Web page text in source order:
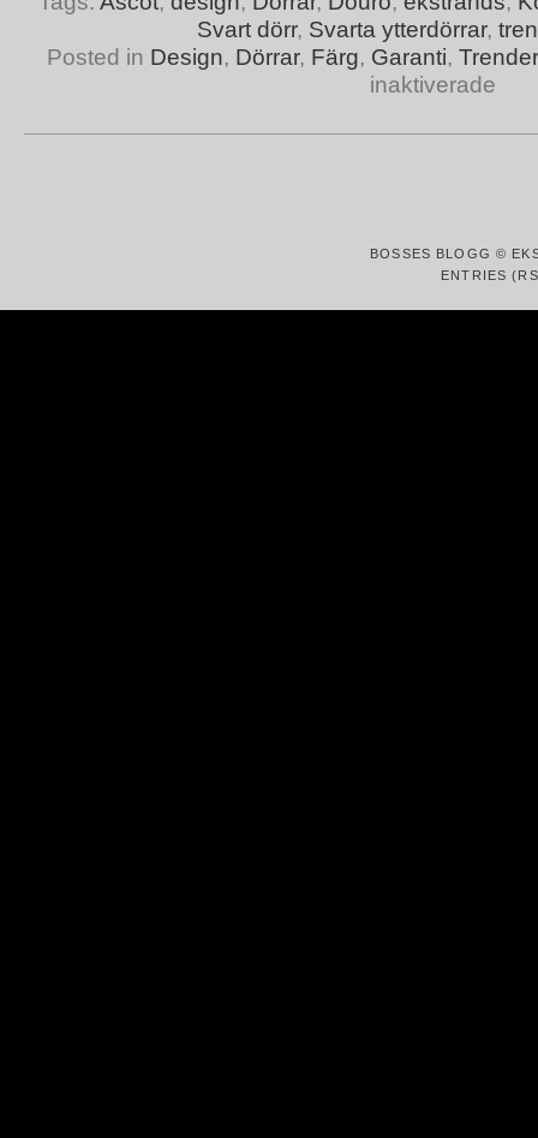
Svart dörr, Svarta ytterdörrar,
Posted in Design, Dörrar, Färg, Garanti, Trender
inaktiverade
BOSSES BLOGG ©
ENTRIES